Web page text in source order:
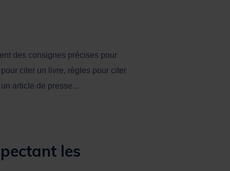
des consignes précises pour
citer un livre, règles pour citer
article de presse...
les